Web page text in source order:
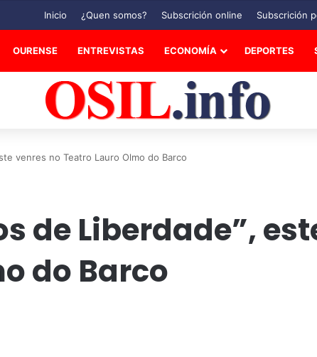
Inicio ¿Quen somos? Subscrición online Subscrición
OURENSE ENTREVISTAS ECONOMÍA DEPORTES
venres no Teatro Lauro Olmo do Barco
de Liberdade”,
do Barco